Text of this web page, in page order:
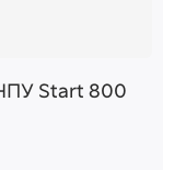
Start 800